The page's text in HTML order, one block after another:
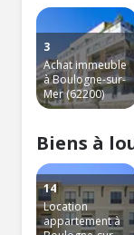
3
Achat immeuble
à Boulogne-sur-
Mer (62200)
Biens à
14
Location
appartement à